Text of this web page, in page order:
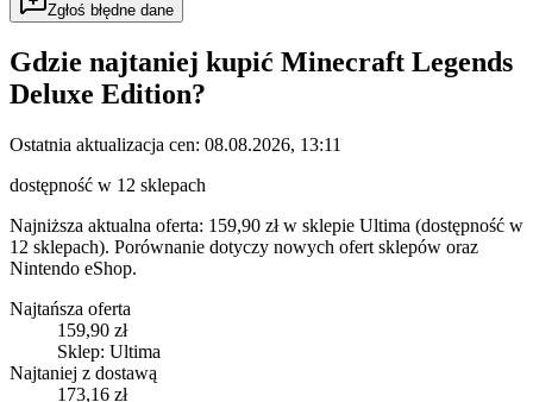
Zgłoś błędne dane
Gdzie najtaniej kupić Minecraft Legends
Deluxe Edition?
Ostatnia aktualizacja cen: 08.08.2026, 13:11
dostępność w 12 sklepach
Najniższa aktualna oferta: 159,90 zł w sklepie Ultima (dostępność w
12 sklepach). Porównanie dotyczy nowych ofert sklepów oraz
Nintendo eShop.
Najtańsza oferta
159,90 zł
Sklep: Ultima
Najtaniej z dostawą
173,16 zł